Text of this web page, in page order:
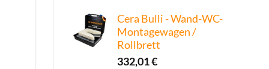
Cera Bulli - Wand-WC-
Montagewagen /
Rollbrett
332,01€